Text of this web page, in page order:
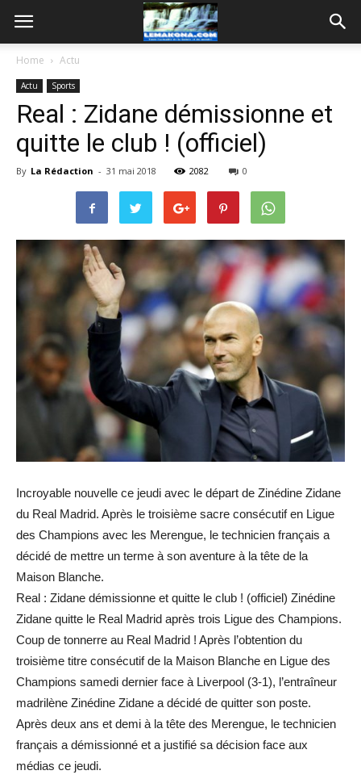
Home Actu
Actu Sports
Real : Zidane démissionne et
quitte le club ! (officiel)
By La Rédaction - 31 mai 2018 2082 0
Incroyable nouvelle ce jeudi avec le départ de Zinédine Zidane
du Real Madrid. Après le troisième sacre consécutif en Ligue
des Champions avec les Merengue, le technicien français a
décidé de mettre un terme à son aventure à la tête de la
Maison Blanche.
Real : Zidane démissionne et quitte le club ! (officiel) Zinédine
Zidane quitte le Real Madrid après trois Ligue des Champions.
Coup de tonnerre au Real Madrid ! Après l’obtention du
troisième titre consécutif de la Maison Blanche en Ligue des
Champions samedi dernier face à Liverpool (3-1), l’entraîneur
madrilène Zinédine Zidane a décidé de quitter son poste.
Après deux ans et demi à la tête des Merengue, le technicien
français a démissionné et a justifié sa décision face aux
médias ce jeudi.